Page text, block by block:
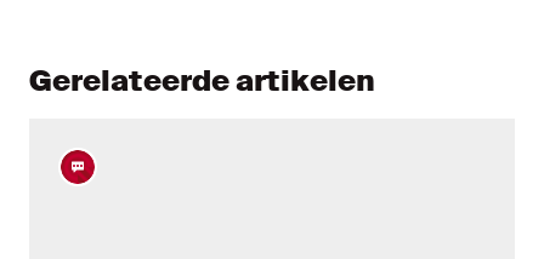
Gerelateerde artikelen